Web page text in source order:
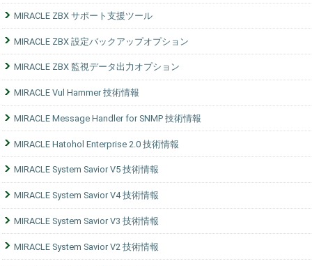
MIRACLE ZBX サポート支援ツール
MIRACLE ZBX 設定バックアップオプション
MIRACLE ZBX 監視データ出力オプション
MIRACLE Vul Hammer 技術情報
MIRACLE Message Handler for SNMP 技術情報
MIRACLE Hatohol Enterprise 2.0 技術情報
MIRACLE System Savior V5 技術情報
MIRACLE System Savior V4 技術情報
MIRACLE System Savior V3 技術情報
MIRACLE System Savior V2 技術情報